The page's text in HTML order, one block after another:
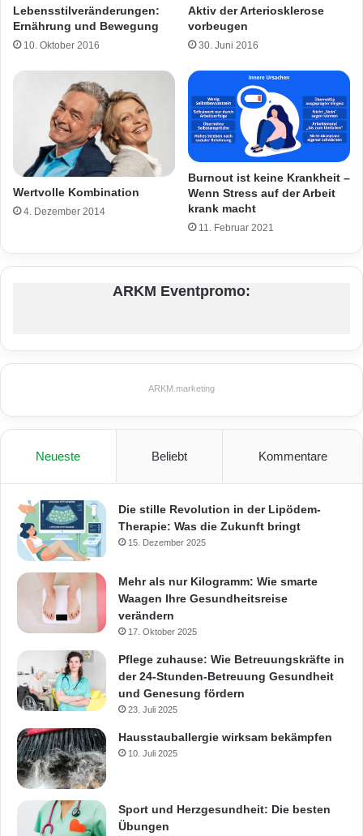
Lebensstilveränderungen:
Ernährung und Bewegung
10. Oktober 2016
Aktiv der Arteriosklerose
vorbeugen
30. Juni 2016
Wertvolle Kombination
4. Dezember 2014
Burnout ist keine Krankheit –
Wenn Stress auf der Arbeit
krank macht
11. Februar 2021
ARKM Eventpromo:
ARKM.marketing
Neueste Beliebt Kommentare
Die stille Revolution in der Lipödem-
Therapie: Was die Zukunft bringt
15. Dezember 2025
Mehr als nur Kilogramm: Wie smarte
Waagen Ihre Gesundheitsreise
verändern
17. Oktober 2025
Pflege zuhause: Wie Betreuungskräfte in
der 24-Stunden-Betreuung Gesundheit
und Genesung fördern
23. Juli 2025
Hausstauballergie wirksam bekämpfen
10. Juli 2025
Sport und Herzgesundheit: Die besten
Übungen